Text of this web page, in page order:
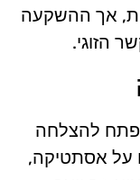
אך ההשקעה
הזוגי.
מפתח להצלחה
על אסתטיקה,